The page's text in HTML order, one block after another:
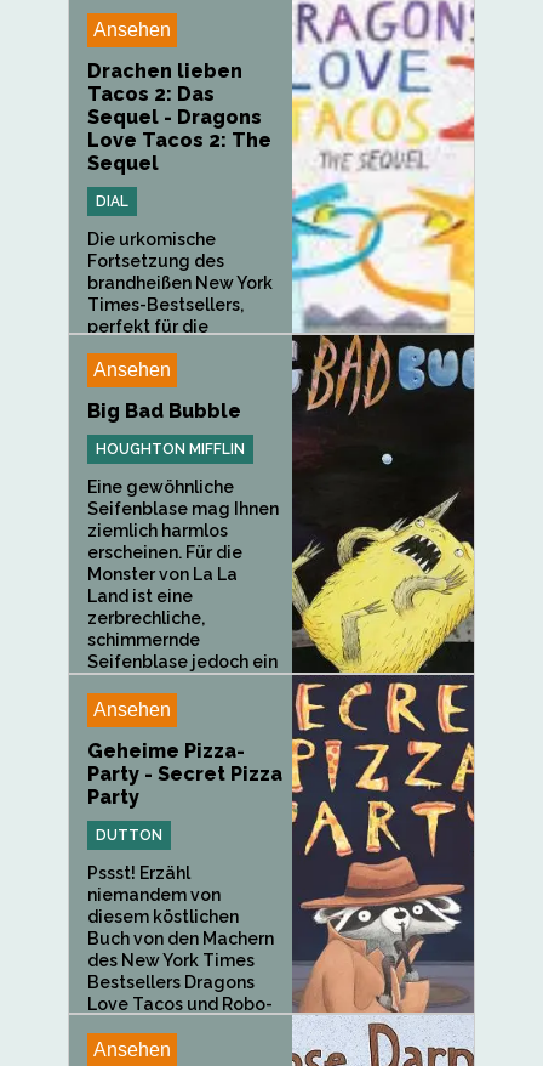
Bilderbücher mit den...
Ansehen
Drachen lieben
Tacos 2: Das
Sequel - Dragons
Love Tacos 2: The
Sequel
DIAL
Die urkomische
Fortsetzung des
brandheißen New York
Times-Bestsellers,
perfekt für die
Ansehen
Big Bad Bubble
HOUGHTON MIFFLIN
Eine gewöhnliche
Seifenblase mag Ihnen
ziemlich harmlos
erscheinen. Für die
Monster von La La
Land ist eine
zerbrechliche,
schimmernde
Seifenblase jedoch ein
Ansehen
Geheime Pizza-
Party - Secret Pizza
Party
DUTTON
Pssst! Erzähl
niemandem von
diesem köstlichen
Buch von den Machern
des New York Times
Bestsellers Dragons
Love Tacos und Robo-
Ansehen